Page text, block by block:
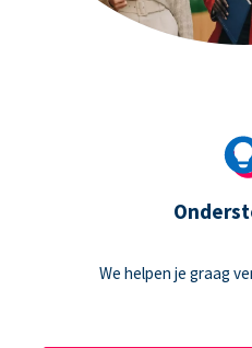
We helpen je graag